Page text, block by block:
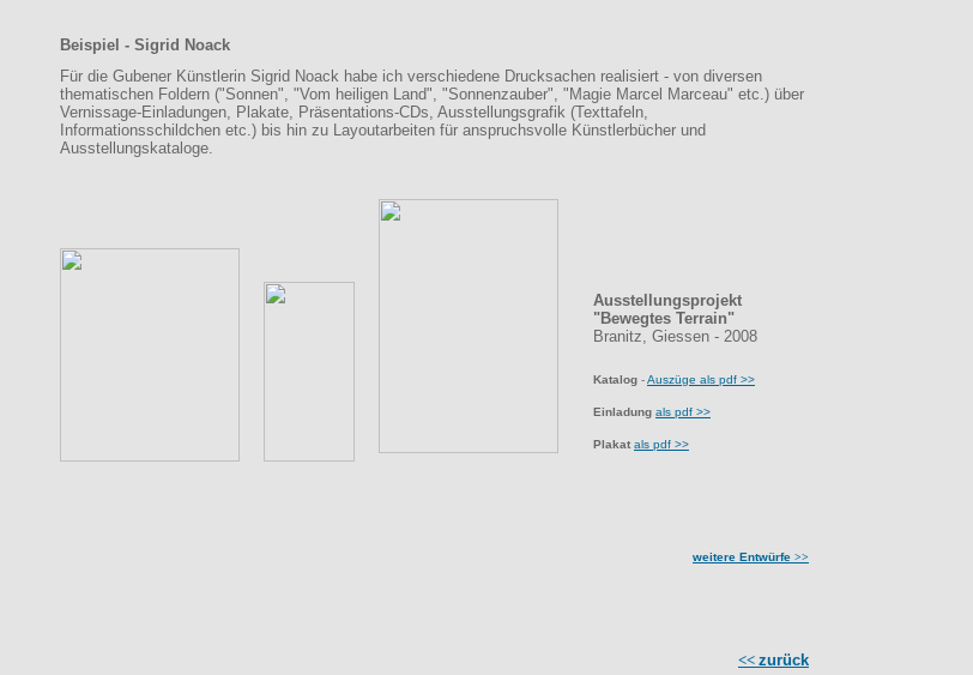
Beispiel - Sigrid Noack
Für die Gubener Künstlerin Sigrid Noack habe ich verschiedene Drucksachen realisiert - von diversen
thematischen Foldern ("Sonnen", "Vom heiligen Land", "Sonnenzauber", "Magie Marcel Marceau" etc.) über
Vernissage-Einladungen, Plakate, Präsentations-CDs, Ausstellungsgrafik (Texttafeln,
Informationsschildchen etc.) bis hin zu Layoutarbeiten für anspruchsvolle Künstlerbücher und
Ausstellungskataloge.
Ausstellungsprojekt
"Bewegtes Terrain"
Branitz, Giessen - 2008
Katalog -Auszüge als pdf >>
Einladung als pdf >>
Plakat als pdf >>
weitere Entwürfe >>
<< zurück